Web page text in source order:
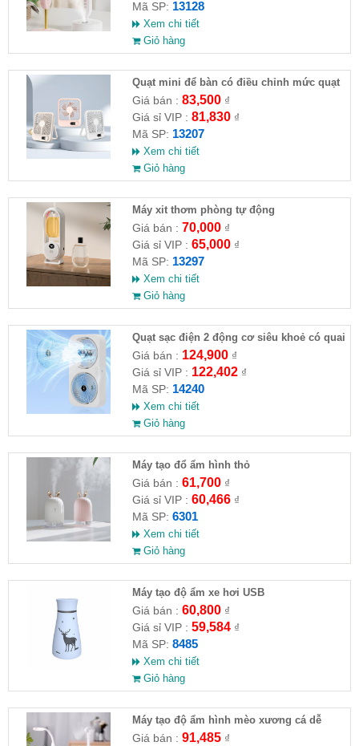
Mã SP: 13128
Xem chi tiết
Giỏ hàng
Quạt mini để bàn có điều chỉnh mức quạt
Giá bán : 83,500₫
Giá sỉ VIP : 81,830₫
Mã SP: 13207
Xem chi tiết
Giỏ hàng
Máy xit thơm phòng tự động
Giá bán : 70,000₫
Giá sỉ VIP : 65,000₫
Mã SP: 13297
Xem chi tiết
Giỏ hàng
Quạt sạc điện 2 động cơ siêu khoẻ có quai
xách
Giá bán : 124,900₫
Giá sỉ VIP : 122,402₫
Mã SP: 14240
Xem chi tiết
Giỏ hàng
Máy tạo đổ ẩm hình thỏ
Giá bán : 61,700₫
Giá sỉ VIP : 60,466₫
Mã SP: 6301
Xem chi tiết
Giỏ hàng
Máy tạo độ ẩm xe hơi USB
Giá bán : 60,800₫
Giá sỉ VIP : 59,584₫
Mã SP: 8485
Xem chi tiết
Giỏ hàng
Máy tạo độ ẩm hình mèo xương cá dễ
thương (kèm quạt, đèn usb, dây sạc)
Giá bán : 91,485₫